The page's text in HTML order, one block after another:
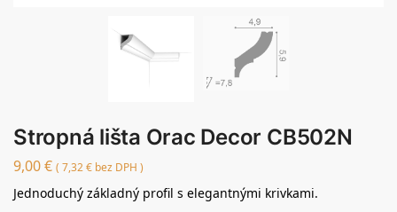
Stropná lišta Orac Decor CB502N
9,00€ ( 7,32€ bez DPH )
Jednoduchý základný profil s elegantnými krivkami.